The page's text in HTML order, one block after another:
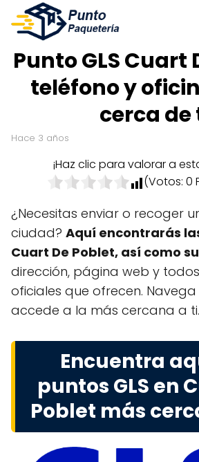
Punto GLS Cuart
teléfono y
cerca de
hace 3 años
¡Haz clic para valorar a
(Votos: 0
¿Necesitas enviar o recoger
ciudad? Aquí encontrarás
Cuart De Poblet, así como
dirección, página web y
oficiales que ofrecen.
accede a la más cercana a ti.
Encuentra
puntos GLS en
Poblet más